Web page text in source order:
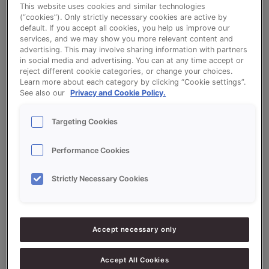
Bruin Busbrood (PROSON BRUIN PRESTIGE)
Bekijk het recept voor Bruin Busbrood (PROSON
BRUIN PRESTIGE)
Ingrediëntenlijst
Ingrediënten
180 g - 1.8% Zout*
This website uses cookies and similar technologies
(“cookies”). Only strictly necessary cookies are active by
default. If you accept all cookies, you help us improve our
services, and we may show you more relevant content and
advertising. This may involve sharing information with partners
in social media and advertising. You can at any time accept or
reject different cookie categories, or change your choices.
Learn more about each category by clicking “Cookie settings”.
See also our
Privacy and Cookie Policy.
Targeting Cookies
Performance Cookies
Strictly Necessary Cookies
Accept necessary only
Accept All Cookies